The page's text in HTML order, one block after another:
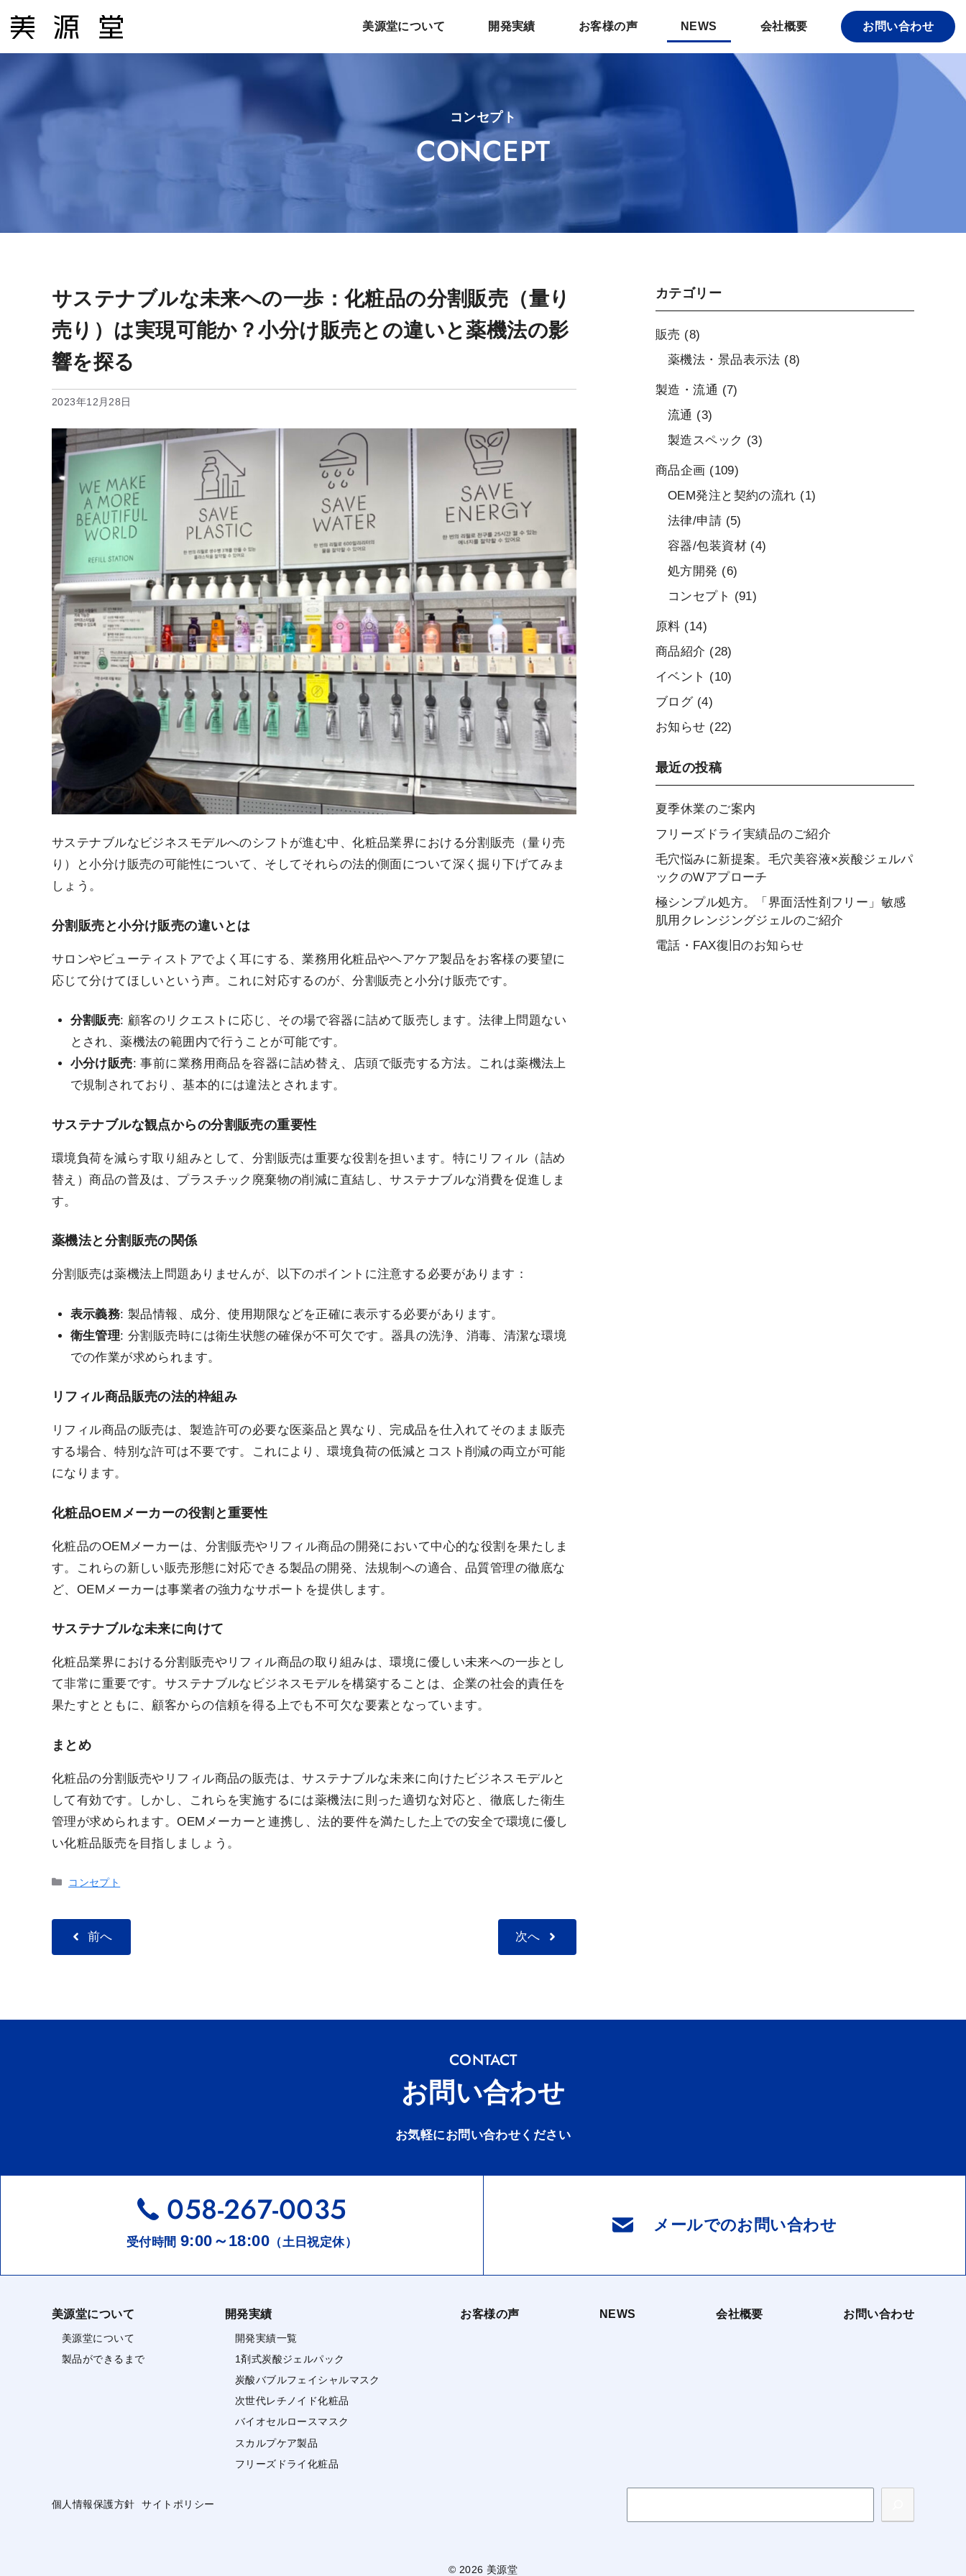
ン
テ
美源堂について 開発実績 お客様の声 NEWS 会社概要 お問い合わせ
コンセプト
CONCEPT
サステナブルな未来への一歩：化粧品の分割販売（量り
売り）は実現可能か？小分け販売との違いと薬機法の影
響を探る
2023年12月28日
サステナブルなビジネスモデルへのシフトが進む中、化粧品業界における分割販売（量り売
り）と小分け販売の可能性について、そしてそれらの法的側面について深く掘り下げてみま
しょう。
分割販売と小分け販売の違いとは
サロンやビューティストアでよく耳にする、業務用化粧品やヘアケア製品をお客様の要望に
応じて分けてほしいという声。これに対応するのが、分割販売と小分け販売です。
分割販売: 顧客のリクエストに応じ、その場で容器に詰めて販売します。法律上問題ない
とされ、薬機法の範囲内で行うことが可能です。
小分け販売: 事前に業務用商品を容器に詰め替え、店頭で販売する方法。これは薬機法上
で規制されており、基本的には違法とされます。
サステナブルな観点からの分割販売の重要性
環境負荷を減らす取り組みとして、分割販売は重要な役割を担います。特にリフィル（詰め
替え）商品の普及は、プラスチック廃棄物の削減に直結し、サステナブルな消費を促進しま
す。
薬機法と分割販売の関係
分割販売は薬機法上問題ありませんが、以下のポイントに注意する必要があります：
表示義務: 製品情報、成分、使用期限などを正確に表示する必要があります。
衛生管理: 分割販売時には衛生状態の確保が不可欠です。器具の洗浄、消毒、清潔な環境
での作業が求められます。
リフィル商品販売の法的枠組み
リフィル商品の販売は、製造許可の必要な医薬品と異なり、完成品を仕入れてそのまま販売
する場合、特別な許可は不要です。これにより、環境負荷の低減とコスト削減の両立が可能
になります。
化粧品OEMメーカーの役割と重要性
化粧品のOEMメーカーは、分割販売やリフィル商品の開発において中心的な役割を果たしま
す。これらの新しい販売形態に対応できる製品の開発、法規制への適合、品質管理の徹底な
ど、OEMメーカーは事業者の強力なサポートを提供します。
サステナブルな未来に向けて
化粧品業界における分割販売やリフィル商品の取り組みは、環境に優しい未来への一歩とし
て非常に重要です。サステナブルなビジネスモデルを構築することは、企業の社会的責任を
果たすとともに、顧客からの信頼を得る上でも不可欠な要素となっています。
まとめ
化粧品の分割販売やリフィル商品の販売は、サステナブルな未来に向けたビジネスモデルと
して有効です。しかし、これらを実施するには薬機法に則った適切な対応と、徹底した衛生
管理が求められます。OEMメーカーと連携し、法的要件を満たした上での安全で環境に優し
い化粧品販売を目指しましょう。
カ
ー
コンセプト
前へ 次へ
カテゴリー
販売 (8)
薬機法・景品表示法 (8)
製造・流通 (7)
流通 (3)
製造スペック (3)
商品企画 (109)
OEM発注と契約の流れ (1)
法律/申請 (5)
容器/包装資材(4)
処方開発 (6)
コンセプト (91)
原料 (14)
商品紹介 (28)
イベント (10)
ブログ(4)
お知らせ (22)
最近の投稿
夏季休業のご案内
フリーズドライ実績品のご紹介
毛穴悩みに新提案。毛穴美容液×炭酸ジェルパ
ックのWアプローチ
極シンプル処方。「界面活性剤フリー」敏感
肌用クレンジングジェルのご紹介
電話・FAX復旧のお知らせ
CONTACT
お問い合わせ
お気軽にお問い合わせください
058-267-0035
受付時間 9:00～18:00 （土日祝定休）
メールでのお問い合わせ
美源堂について
美源堂について
製品ができるまで
開発実績
開発実績一覧
1剤式炭酸ジェルパック
炭酸バブルフェイシャルマスク
次世代レチノイド化粧品
バイオセルロースマスク
スカルプケア製品
フリーズドライ化粧品
お客様の声 NEWS 会社概要 お問い合わせ
個人情報保護方針 サイトポリシー
© 2026 美源堂